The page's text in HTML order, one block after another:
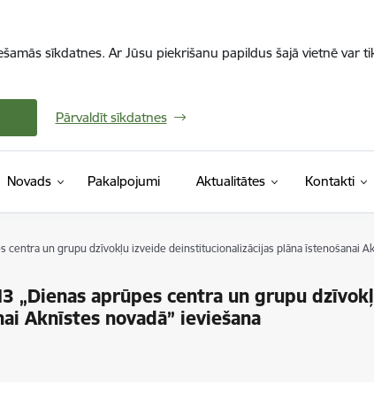
sīkdatnes. Ar Jūsu piekrišanu papildus šajā vietnē var
Pārvaldīt sīkdatnes
Novads Pakalpojumi Aktualitātes Kontakti
un grupu dzīvokļu izveide deinstitucionalizācijas plāna īstenošanai
aprūpes centra un grupu
Aknīstes novadā” ieviešana